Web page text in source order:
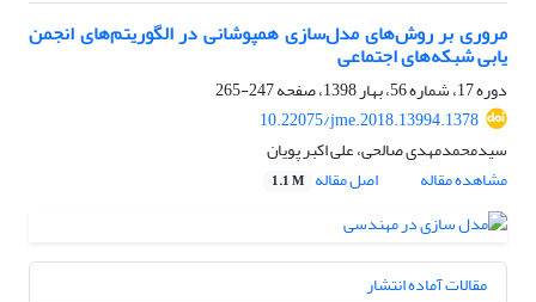
مروری بر روش‌های مدل‌سازی همپوشانی در الگوریتم‌های انجمن
یابی شبکه‌های اجتماعی
دوره 17، شماره 56، بهار 1398، صفحه
247-265
10.22075/jme.2018.13994.1378
سیدمحمدمهدی صالحی، علی اکبر پویان
مشاهده مقاله
اصل مقاله 1.1 M
مقالات آماده انتشار